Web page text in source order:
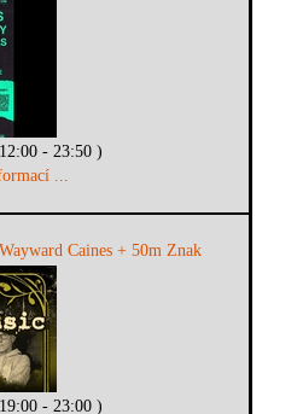
- 23:50 )
...
Caines + 50m Znak
- 23:00 )